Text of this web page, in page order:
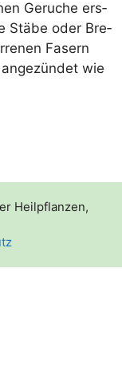
Geru­che ers­
Stä­be oder Bre­
Fasern
wie
Heilpflanzen,